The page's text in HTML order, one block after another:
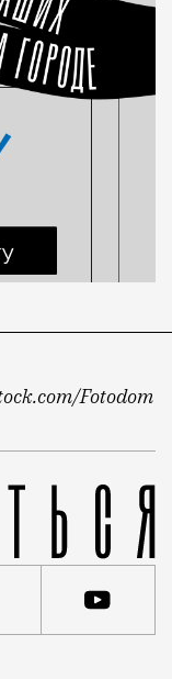
Fotodom
а у